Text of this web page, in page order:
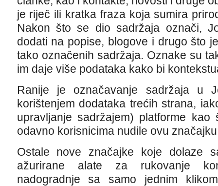
je riječ ili kratka fraza koja sumira
Nakon što se dio sadržaja označi,
dodati na popise, blogove i drugo što
tako označenih sadržaja. Oznake su
im daje više podataka kako bi
Ranije je označavanje sadržaja u
korištenjem dodataka trećih strana,
upravljanje sadržajem) platforme
odavno korisnicima nudile ovu
Ostale nove značajke koje dolaze
ažurirane alate za rukovanje
nadogradnje sa samo jednim